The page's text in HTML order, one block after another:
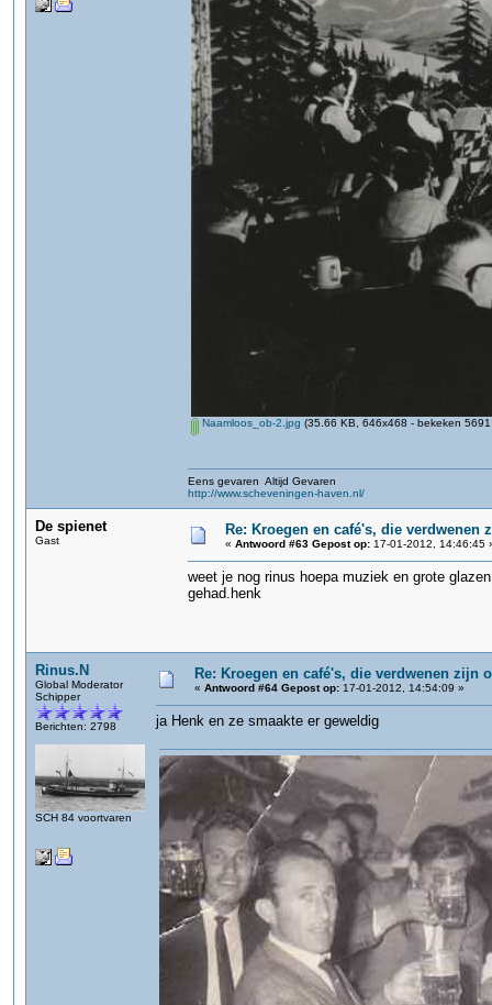
Naamloos_ob-2.jpg (35.66 KB, 646x468 - bekeken 5691
Eens gevaren Altijd Gevaren
http://www.scheveningen-haven.nl/
De spienet
Gast
Re: Kroegen en café's, die verdwenen
« Antwoord #63 Gepost op: 17-01-2012, 14:46:45
weet je nog rinus hoepa muziek en grote
gehad.henk
Rinus.N
Global Moderator
Schipper
Berichten: 2798
SCH 84 voortvaren
Re: Kroegen en café's, die verdwenen zijn
« Antwoord #64 Gepost op: 17-01-2012, 14:54:09 »
ja Henk en ze smaakte er geweldig